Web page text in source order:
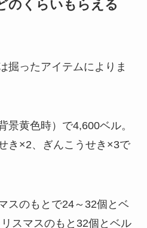
のくらいもらえる
掘ったアイテムによりま
景黄色時）で4,600ベル。
き×2、ぎんこうせき×3で
スのもとで24～32個とベ
スマスのもと32個とベル